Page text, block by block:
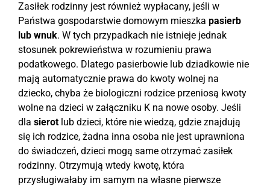
Zasiłek rodzinny jest również wypłacany, jeśli w
Państwa gospodarstwie domowym mieszka pasierb
lub wnuk. W tych przypadkach nie istnieje jednak
stosunek pokrewieństwa w rozumieniu prawa
podatkowego. Dlatego pasierbowie lub dziadkowie nie
mają automatycznie prawa do kwoty wolnej na
dziecko, chyba że biologiczni rodzice przeniosą kwoty
wolne na dzieci w załączniku K na nowe osoby. Jeśli
dla sierotlub dzieci, które nie wiedzą, gdzie znajdują
się ich rodzice, żadna inna osoba nie jest uprawniona
do świadczeń, dzieci mogą same otrzymać zasiłek
rodzinny. Otrzymują wtedy kwotę, która
przysługiwałaby im samym na własne pierwsze